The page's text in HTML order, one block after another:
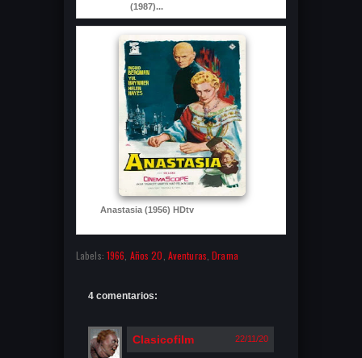
(1987)...
Anastasia (1956) HDtv
Labels: 1966 Años 20 Aventuras ,Drama
4 comentarios:
Clasicofilm 22/11/20